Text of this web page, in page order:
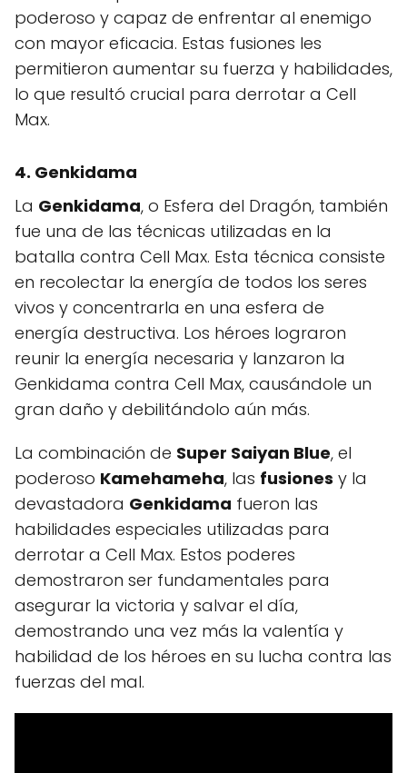
poderoso y capaz de enfrentar al enemigo
con mayor eficacia. Estas fusiones les
permitieron aumentar su fuerza y habilidades,
lo que resultó crucial para derrotar a Cell
Max.
4. Genkidama
La Genkidama, o Esfera del Dragón, también
fue una de las técnicas utilizadas en la
batalla contra Cell Max. Esta técnica consiste
en recolectar la energía de todos los seres
vivos y concentrarla en una esfera de
energía destructiva. Los héroes lograron
reunir la energía necesaria y lanzaron la
Genkidama contra Cell Max, causándole un
gran daño y debilitándolo aún más.
La combinación de Super Saiyan Blue, el
poderoso Kamehameha, las fusiones y la
devastadora Genkidama fueron las
habilidades especiales utilizadas para
derrotar a Cell Max. Estos poderes
demostraron ser fundamentales para
asegurar la victoria y salvar el día,
demostrando una vez más la valentía y
habilidad de los héroes en su lucha contra las
fuerzas del mal.